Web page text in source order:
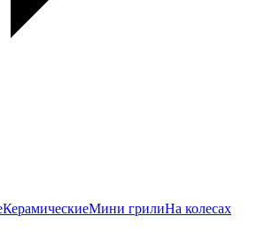
КерамическиеМини грилиНа колесах